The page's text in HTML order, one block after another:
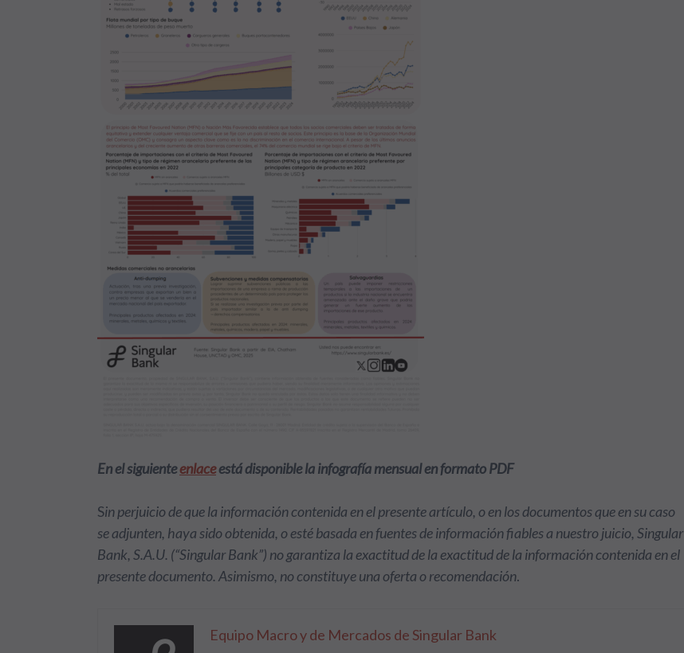
En el siguienteenlaceestá disponible la infografía mensual en formato PDF
Sin perjuicio de que la información contenida en el presente artículo, o en los documentos que en su caso
se adjunten, haya sido obtenida, o esté basada en fuentes de información fiables a nuestro juicio, Singular
Bank, S.A.U. (“Singular Bank”) no garantiza la exactitud de la exactitud de la información contenida en el
presente documento. Asimismo, no constituye una oferta o recomendación.
Equipo Macro y de Mercados de Singular Bank